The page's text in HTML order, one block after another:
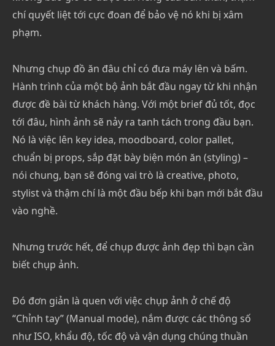
chí quyết liệt tới cực đoan để bảo vệ nó khi bị xâm
phạm.
Nhưng chụp đồ ăn đâu chỉ có đưa máy lên và bấm.
Hành trình của một bộ ảnh bắt đầu ngay từ khi nhận
được đề bài từ khách hàng. Với một brief đủ tốt, đọc
tới đâu, hình ảnh sẽ nảy ra tanh tách trong đầu bạn.
Nó là việc lên key idea, moodboard, color pallet,
chuẩn bị props, sắp đặt bày biện món ăn (styling) –
nói chung, bạn sẽ đóng vai trò là creative, photo,
stylist và thậm chí là một đầu bếp khi bạn mới bắt đầu
vào nghề.
Nhưng trước hết, để chụp được ảnh đẹp thì bạn cần
biết chụp ảnh.
Đó đơn giản là quen với việc chụp ảnh ở chế độ
“Chỉnh tay” (Manual mode), nắm được các thông số
như ISO, khẩu độ, tốc độ và vận dụng chúng thuần